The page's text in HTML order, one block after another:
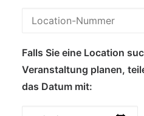
Falls Sie eine Location
Veranstaltung planen,
das Datum mit: